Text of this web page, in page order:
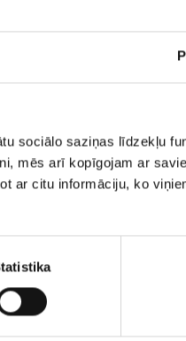
sociālo saziņas līdzekļu
mēs arī kopīgojam ar
ar citu informāciju, ko
Но, несмотря на свой